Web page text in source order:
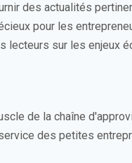
des actualités
pour les
lecteurs sur les enjeux
de la chaîne
des petites